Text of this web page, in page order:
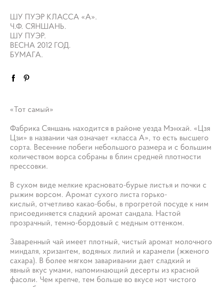
ШУ ПУЭР КЛАССА «А».
Ч.Ф. СЯНШАНЬ.
ШУ ПУЭР.
ВЕСНА 2012 ГОД.
БУМАГА.
«Тот самый»
Фабрика Сяншань находится в районе уезда Мэнхай. «Цзя
Цзи» в названии чая означает «класса А», то есть высшего
сорта. Весенние побеги небольшого размера и с большим
количеством ворса собраны в блин средней плотности
прессовки.
В сухом виде мелкие красновато-бурые листья и почки с
рыжим ворсом. Аромат сухого листа горько-
кислый, отчетливо какао-бобы, в прогретой посуде к ним
присоединяется сладкий аромат сандала. Настой
прозрачный, темно-бордовый с медным оттенком.
Заваренный чай имеет плотный, чистый аромат молочного
миндаля, хризантем, водяных лилий и карамели (жженого
сахара). В более мягком заваривании дает сладкий и
явный вкус умами, напоминающий десерты из красной
фасоли. Чем крепче, тем больше во вкусе нот чистого